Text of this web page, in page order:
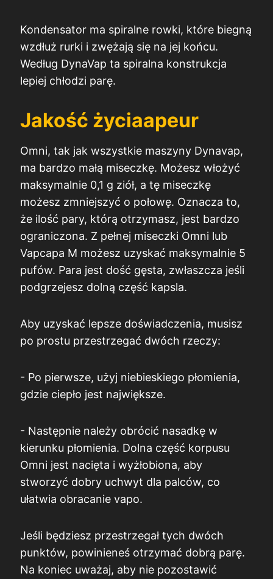
Kondensator ma spiralne rowki, które biegną
wzdłuż rurki i zwężają się na jej końcu.
Według DynaVap ta spiralna konstrukcja
lepiej chłodzi parę.
Jakość życiaapeur
Omni, tak jak wszystkie maszyny Dynavap,
ma bardzo małą miseczkę. Możesz włożyć
maksymalnie 0,1 g ziół, a tę miseczkę
możesz zmniejszyć o połowę. Oznacza to,
że ilość pary, którą otrzymasz, jest bardzo
ograniczona. Z pełnej miseczki Omni lub
Vapcapa M możesz uzyskać maksymalnie 5
pufów. Para jest dość gęsta, zwłaszcza jeśli
podgrzejesz dolną część kapsla.
Aby uzyskać lepsze doświadczenia, musisz
po prostu przestrzegać dwóch rzeczy:
- Po pierwsze, użyj niebieskiego płomienia,
gdzie ciepło jest największe.
- Następnie należy obrócić nasadkę w
kierunku płomienia. Dolna część korpusu
Omni jest nacięta i wyżłobiona, aby
stworzyć dobry uchwyt dla palców, co
ułatwia obracanie vapo.
Jeśli będziesz przestrzegał tych dwóch
punktów, powinieneś otrzymać dobrą parę.
Na koniec uważaj, aby nie pozostawić